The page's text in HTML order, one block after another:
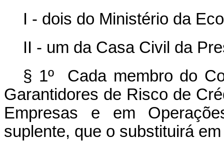
I - dois do Ministério da
II - um da Casa Civil da
§ 1º Cada membro do
Garantidores de Risco de
Empresas e em
suplente, que o substituirá